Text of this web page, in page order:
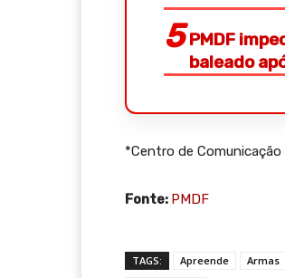
PMDF
baleado
*Centro de Comunicação
Fonte: PMDF
TAGS: Apreende Armas